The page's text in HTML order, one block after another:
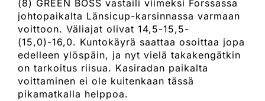
(8) GREEN BOSS vastaili viimeksi Forssassa
johtopaikalta Länsicup-karsinnassa varmaan
voittoon. Väliajat olivat 14,5-15,5-
(15,0)-16,0. Kuntokäyrä saattaa osoittaa jopa
edelleen ylöspäin, ja nyt vielä takakengätkin
on tarkoitus riisua. Kasiradan paikalta
voittaminen ei ole kuitenkaan tässä
pikamatkalla helppoa.